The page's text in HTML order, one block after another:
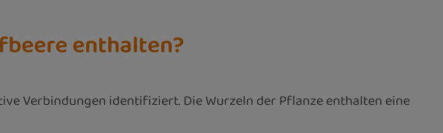
enthalten?
Verbindungen identifiziert. Die Wurzeln der Pflanze enthalten eine